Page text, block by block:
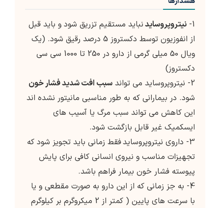
1- نیتروپروسایدنباید مستقیم تزریق شود و باید قبل
از انفوزیون توسط دکستروز 5 درصد رقیق شود. (یک
ویال 50 میلی گرمی از دارو در 250 تا 1000 سی سی
دکستروز)
2- نیتروپروساید می تواند
سبب افت شدید فشار خون
شود. در بیمارانی که به طور مناسبی مانیتور نشده اند
این کاهش می تواند سبب مرگ یا آسیب های
ایسکمیک غیر قابل بازگشت شود.
3- داروی نیتروپروساید
فقط زمانی باید تجویز شود که
تجهیزات مناسب و نیروی انسانی کافی برای پایش
پیوسته فشار خون بیمار فراهم باشد.
4- به جز زمانی که از این دارو به صورت مقطعی و یا
با سرعت های پایین ( کمتر از 2 میکروگرم بر کیلوگرم